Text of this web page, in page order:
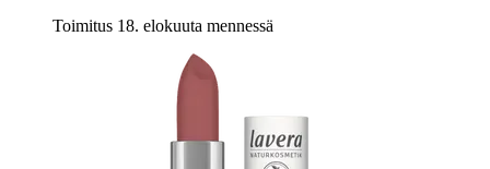
Toimitus 18. elokuuta mennessä